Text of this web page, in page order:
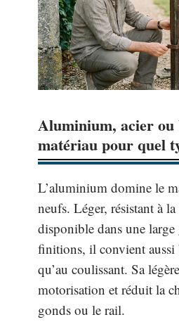
Aluminium, acier ou
matériau pour quel
L’aluminium domine le
neufs. Léger, résistant à
disponible dans une large
finitions, il convient aussi
qu’au coulissant. Sa
motorisation et réduit la
gonds ou le rail.